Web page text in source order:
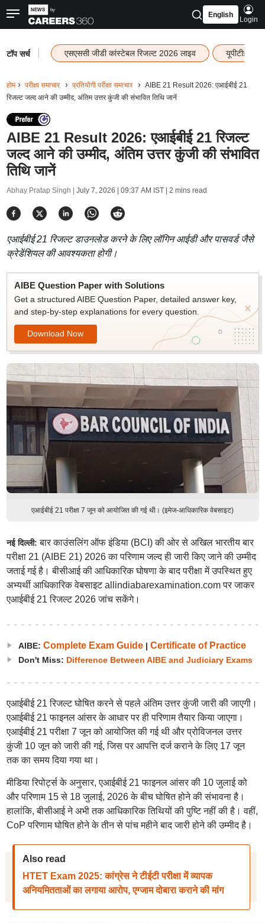
English
Login
टॉप सर्च एसएससी जीडी कांस्टेबल रिजल्ट 2026 लाइव यूपीटीईटी
होम परीक्षा समाचार प्रतियोगी परीक्षा समाचार
AIBE 21 Result 2026: एआईबीई 21
रिजल्ट जल्द आने की उम्मीद, अंतिम उत्तर कुंजी की संभावित तिथि जानें
AIBE 21 Result 2026: एआईबीई 21 रिजल्ट
जल्द आने की उम्मीद, अंतिम उत्तर कुंजी की संभावित
तिथि जानें
Abhay Pratap Singh | July 7, 2026 | 09:37 AM IST| 2 mins read
एआईबीई 21 रिजल्ट डाउनलोड करने के लिए लॉगिन आईडी और पासवर्ड जैसे
क्रेडेंशियल की आवश्यकता होगी।
AIBE Question Paper with Solutions
Get a structured AIBE Question Paper, detailed answer key,
and step-by-step explanations for every question.
Download Now
एआईबीई 21 परीक्षा 7 जून को आयोजित की गई थी। (इमेज-आधिकारिक वेबसाइट)
नई दिल्ली:बार काउंसलिंग ऑफ इंडिया (BCI) की ओर से अखिल भारतीय बार
परीक्षा 21 (AIBE 21) 2026 का परिणाम जल्द ही जारी किए जाने की उम्मीद
जताई गई है। बीसीआई की आधिकारिक घोषणा के बाद परीक्षा में उपस्थित हुए
अभ्यर्थी आधिकारिक वेबसाइट allindiabarexamination.com पर जाकर
एआईबीई 21 रिजल्ट 2026 जांच सकेंगे।
AIBE: Complete Exam Guide| Certificate of Practice
Don't Miss: Difference Between AIBE and Judiciary Exams
एआईबीई 21 रिजल्ट घोषित करने से पहले अंतिम उत्तर कुंजी जारी की जाएगी।
एआईबीई 21 फाइनल आंसर के आधार पर ही परिणाम तैयार किया जाएगा।
एआईबीई 21 परीक्षा 7 जून को आयोजित की गई थी और प्रोविजनल उत्तर
कुंजी 10 जून को जारी की गई, जिस पर आपत्ति दर्ज कराने के लिए 17 जून
तक का समय दिया गया था।
मीडिया रिपोर्ट्स के अनुसार, एआईबीई 21 फाइनल आंसर की 10 जुलाई को
और परिणाम 15 से 18 जुलाई, 2026 के बीच घोषित होने की संभावना है।
हालांकि, बीसीआई ने अभी तक आधिकारिक तिथियों की पुष्टि नहीं की है। वहीं,
CoP परिणाम घोषित होने के तीन से पांच महीने बाद जारी होने की उम्मीद है।
Also read
HTET Exam 2025: कांग्रेस ने टीईटी परीक्षा में व्यापक
अनियमितताओं का लगाया आरोप, एग्जाम दोबारा कराने की मांग